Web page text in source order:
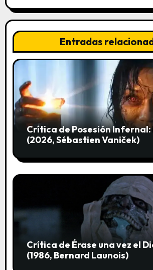
e
e
n
t
r
a
a
s
Entradas
Crítica de Posesión Infernal:
(2026, Sébastien Vaniček)
Crítica de Érase una vez el
(1986, Bernard Launois)